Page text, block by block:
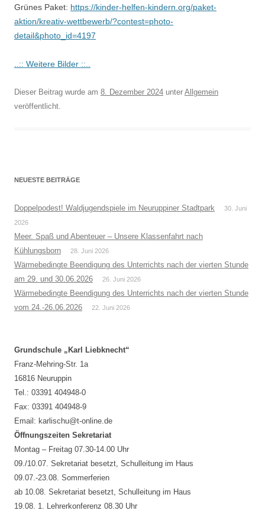
Grünes Paket: https://kinder-helfen-kindern.org/paket-
aktion/kreativ-wettbewerb/?contest=photo-
detail&photo_id=4197
..:: Weitere Bilder ::..
Dieser Beitrag wurde am 8. Dezember 2024 unter Allgemein
veröffentlicht.
NEUESTE BEITRÄGE
Doppelpodest! Waldjugendspiele im Neuruppiner Stadtpark
30. Juni
2026
Meer. Spaß und Abenteuer – Unsere Klassenfahrt nach
Kühlungsborn
28. Juni 2026
Wärmebedingte Beendigung des Unterrichts nach der vierten Stunde
am 29. und 30.06.2026
26. Juni 2026
Wärmebedingte Beendigung des Unterrichts nach der vierten Stunde
vom 24.-26.06.2026
22. Juni 2026
Grundschule „Karl Liebknecht“
Franz-Mehring-Str. 1a
16816 Neuruppin
Tel.: 03391 404948-0
Fax: 03391 404948-9
Email: karlischu@t-online.de
Öffnungszeiten Sekretariat
Montag – Freitag 07.30-14.00 Uhr
09./10.07. Sekretariat besetzt, Schulleitung im Haus
09.07.-23.08. Sommerferien
ab 10.08. Sekretariat besetzt, Schulleitung im Haus
19.08. 1. Lehrerkonferenz 08.30 Uhr